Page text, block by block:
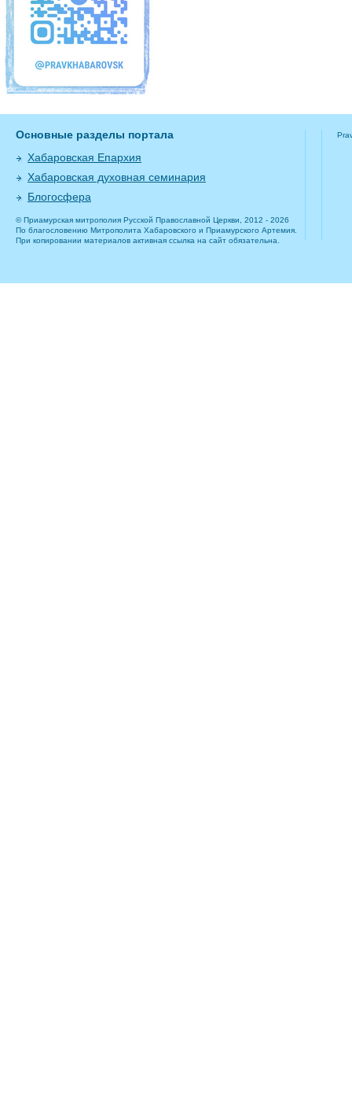
Основные разделы портала
Хабаровская Епархия
Хабаровская духовная семинария
Блогосфера
© Приамурская митрополия Русской Православной Церкви, 2012 - 2026
По благословению Митрополита Хабаровского и Приамурского Артемия.
При копировании материалов активная ссылка на сайт обязательна.